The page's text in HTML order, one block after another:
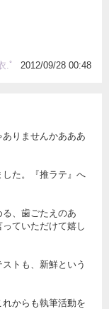
.ﾟ
2012/09/28 00:48
りませんかあああ
た。『推ラテ』へ
、歯ごたえのあ
ていただけて嬉し
トも、新鮮という
からも執筆活動を